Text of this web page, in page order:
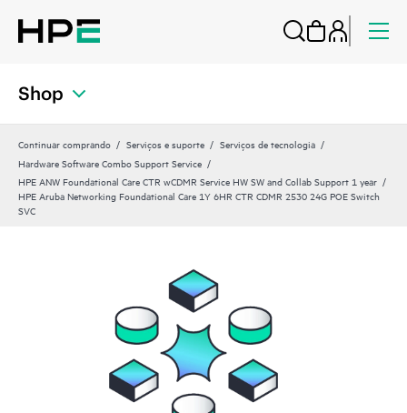
Shop
Continuar comprando Serviços e suporte
Serviços de tecnologia
Hardware Software Combo Support Service
HPE ANW Foundational Care CTR wCDMR Service HW SW and Collab Support 1 year
HPE Aruba Networking Foundational Care 1Y 6HR CTR CDMR 2530 24G POE Switch
SVC